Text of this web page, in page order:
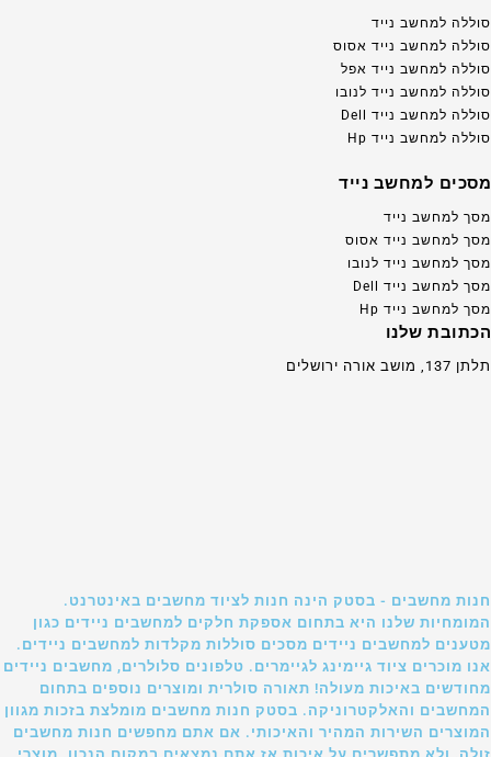
סוללה למחשב נייד
סוללה למחשב נייד אסוס
סוללה למחשב נייד אפל
סוללה למחשב נייד לנובו
סוללה למחשב נייד Dell
סוללה למחשב נייד Hp
מסכים למחשב נייד
מסך למחשב נייד
מסך למחשב נייד אסוס
מסך למחשב נייד לנובו
מסך למחשב נייד Dell
מסך למחשב נייד Hp
הכתובת שלנו
תלתן 137, מושב אורה ירושלים
חנות מחשבים - בסטק הינה חנות לציוד מחשבים באינטרנט.
המומחיות שלנו היא בתחום אספקת חלקים למחשבים ניידים כגון
מטענים למחשבים ניידים מסכים סוללות מקלדות למחשבים ניידים.
אנו מוכרים ציוד גיימינג לגיימרים. טלפונים סלולרים, מחשבים ניידים
מחודשים באיכות מעולה! תאורה סולרית ומוצרים נוספים בתחום
המחשבים והאלקטרוניקה. בסטק חנות מחשבים מומלצת בזכות מגוון
המוצרים השירות המהיר והאיכותי. אם אתם מחפשים חנות מחשבים